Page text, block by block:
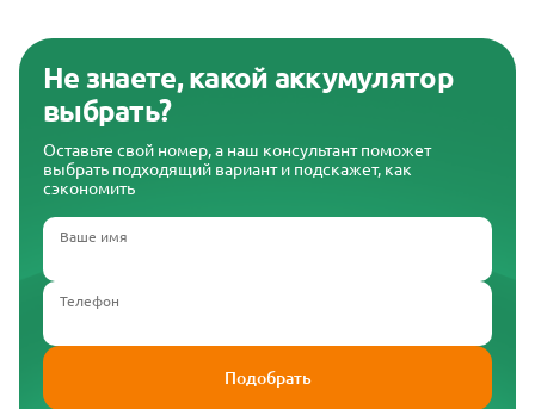
Не знаете, какой аккумулятор
выбрать?
Оставьте свой номер, а наш консультант поможет
выбрать подходящий вариант и подскажет, как
сэкономить
Ваше имя
Телефон
Подобрать